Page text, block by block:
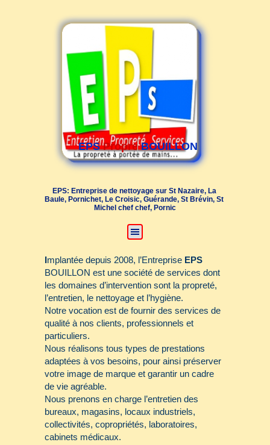
mplantée depuis 2008, l’Entreprise EPS
BOUILLON est une société de services dont
les domaines d’intervention sont la propreté,
l’entretien, le nettoyage et l’hygiène.
Notre vocation est de fournir des services de
qualité à nos clients, professionnels et
particuliers.
Nous réalisons tous types de prestations
adaptées à vos besoins, pour ainsi préserver
votre image de marque et garantir un cadre
de vie agréable.
Nous prenons en charge l’entretien des
bureaux, magasins, locaux industriels,
collectivités, copropriétés, laboratoires,
cabinets médicaux.
EPS: Entreprise de nettoyage sur St Nazaire, La
Baule, Pornichet, Le Croisic, Guérande, St Brévin, St
Michel chef chef, Pornic
EPSPropreté BOUILLON